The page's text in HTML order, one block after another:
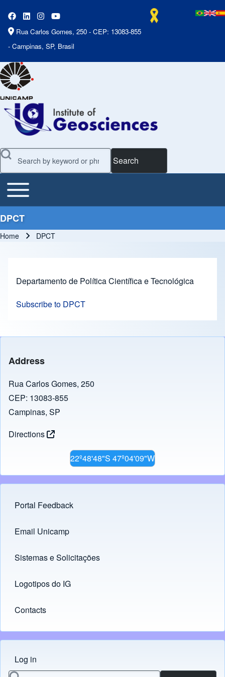
Rua Carlos Gomes, 250 - CEP: 13083-855
- Campinas, SP, Brasil
Search
Main Menu
Toggle main menu
DPCT
Home DPCT
Departamento de Política Científica e Tecnológica
Subscribe to DPCT
Address
Rua Carlos Gomes, 250
CEP: 13083-855
Campinas, SP
Directions
22º48'48"S 47º04'09"W
Footer menu
Portal Feedback
Links
Email Unicamp
(opens in new tab)
Sistemas e Solicitações
(opens in new tab)
Logotipos do IG
(opens in new tab)
Contacts
Menu do usuário
Log in